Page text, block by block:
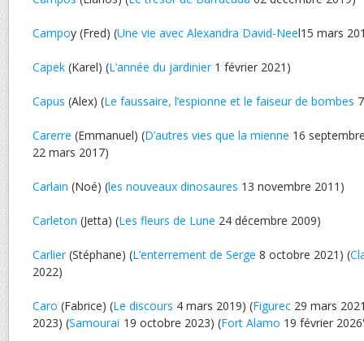
Campoy (Fred) (Une vie avec Alexandra David-Neel15 mars
Capek (Karel) (L’année du jardinier1 février 2021)
Capus (Alex) (Le faussaire, l’espionne et le faiseur de bombes
Carerre (Emmanuel) (D’autres vies que la mienne 16
22 mars 2017)
Carlain (Noé) (les nouveaux dinosaures 13 novembre 2011)
Carleton (Jetta) (Les fleurs de Lune 24 décembre 2009)
Carlier(Stéphane) (L’enterrement de Serge 8 octobre 2021) (
2022)
Caro (Fabrice) (Le discours 4 mars 2019) (Figurec 29 mars
2023) (Samouraï 19 octobre 2023) (Fort Alamo 19 février